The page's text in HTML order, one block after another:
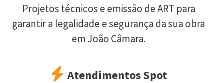
Projetos técnicos e emissão de ART para
garantir a legalidade e segurança da sua obra
em João Câmara.
Atendimentos Spot